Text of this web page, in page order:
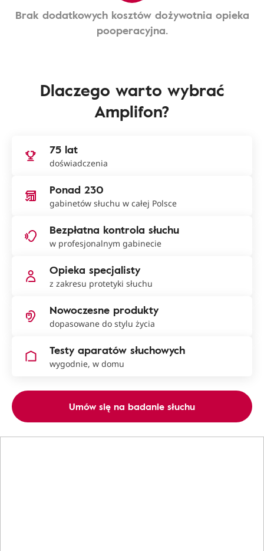
Brak dodatkowych kosztów dożywotnia opieka
pooperacyjna.
Dlaczego warto wybrać
Amplifon?
75 lat
doświadczenia
Ponad 230
gabinetów słuchu w całej Polsce
Bezpłatna kontrola słuchu
w profesjonalnym gabinecie
Opieka specjalisty
z zakresu protetyki słuchu
Nowoczesne produkty
dopasowane do stylu życia
Testy aparatów słuchowych
wygodnie, w domu
Umów się na badanie słuchu